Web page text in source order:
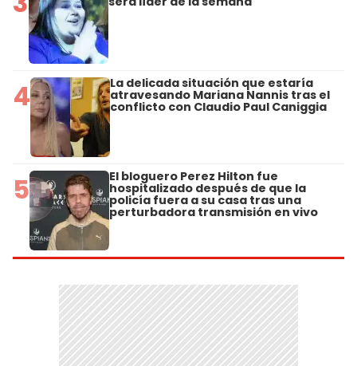
4 La delicada situación que estaría
atravesando Mariana Nannis tras el
conflicto con Claudio Paul Caniggia
5 El bloguero Perez Hilton fue
hospitalizado después de que la
policía fuera a su casa tras una
perturbadora transmisión en vivo